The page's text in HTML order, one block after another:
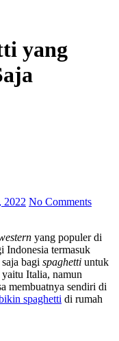
yang
2022 No Comments
yang populer di
Indonesia termasuk
bagi spaghetti untuk
Italia, namun
membuatnya sendiri di
spaghetti di rumah